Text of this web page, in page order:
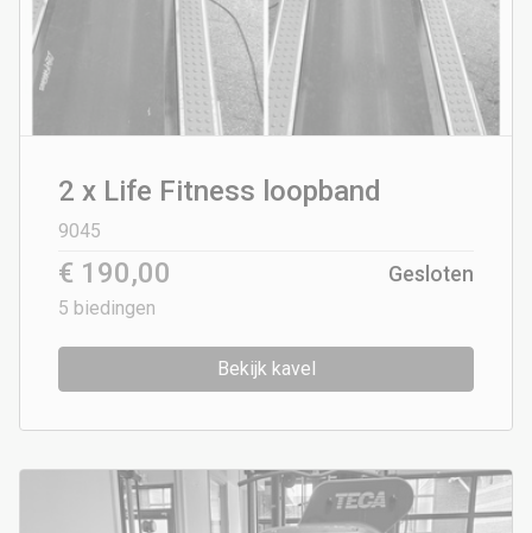
2 x Life Fitness loopband
9045
€ 190,00
5 biedingen
Gesloten
Bekijk kavel